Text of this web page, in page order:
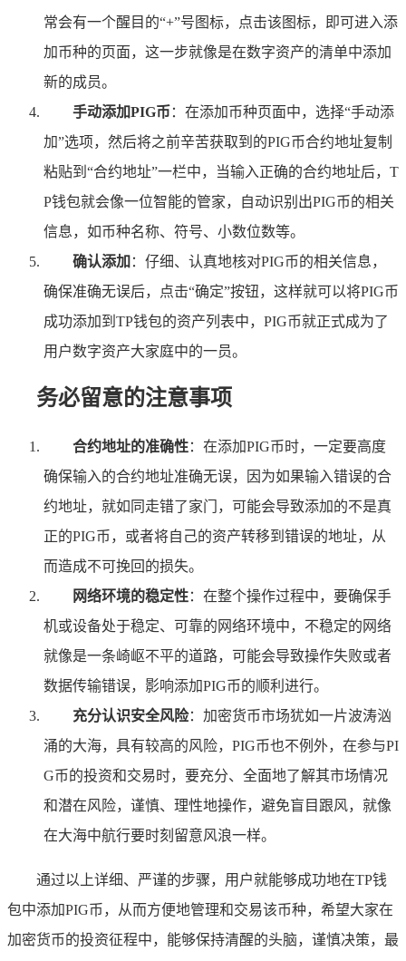
常会有一个醒目的“+”号图标，点击该图标，即可进入添
加币种的页面，这一步就像是在数字资产的清单中添加
新的成员。
手动添加PIG币 ：在添加币种页面中，选择“手动添
加”选项，然后将之前辛苦获取到的PIG币合约地址复制
粘贴到“合约地址”一栏中，当输入正确的合约地址后，T
P钱包就会像一位智能的管家，自动识别出PIG币的相关
信息，如币种名称、符号、小数位数等。
确认添加 ：仔细、认真地核对PIG币的相关信息，
确保准确无误后，点击“确定”按钮，这样就可以将PIG币
成功添加到TP钱包的资产列表中，PIG币就正式成为了
用户数字资产大家庭中的一员。
务必留意的注意事项
合约地址的准确性：在添加PIG币时，一定要高度
确保输入的合约地址准确无误，因为如果输入错误的合
约地址，就如同走错了家门，可能会导致添加的不是真
正的PIG币，或者将自己的资产转移到错误的地址，从
而造成不可挽回的损失。
网络环境的稳定性：在整个操作过程中，要确保手
机或设备处于稳定、可靠的网络环境中，不稳定的网络
就像是一条崎岖不平的道路，可能会导致操作失败或者
数据传输错误，影响添加PIG币的顺利进行。
充分认识安全风险：加密货币市场犹如一片波涛汹
涌的大海，具有较高的风险，PIG币也不例外，在参与PI
G币的投资和交易时，要充分、全面地了解其市场情况
和潜在风险，谨慎、理性地操作，避免盲目跟风，就像
在大海中航行要时刻留意风浪一样。
通过以上详细、严谨的步骤，用户就能够成功地在TP钱
包中添加PIG币，从而方便地管理和交易该币种，希望大家在
加密货币的投资征程中，能够保持清醒的头脑，谨慎决策，最